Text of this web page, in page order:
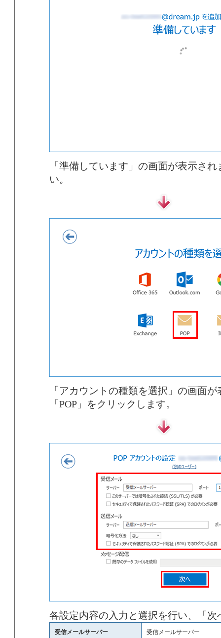
「準備しています」の画面が表示さ
い。
「アカウントの種類を選択」の画面
「POP」をクリックします。
各設定内容の入力と選択を行い、「
受信メールサーバー 受信メールサーバー